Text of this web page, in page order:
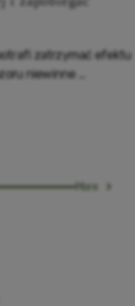
zatrzymać efektu
niewinne ...
More